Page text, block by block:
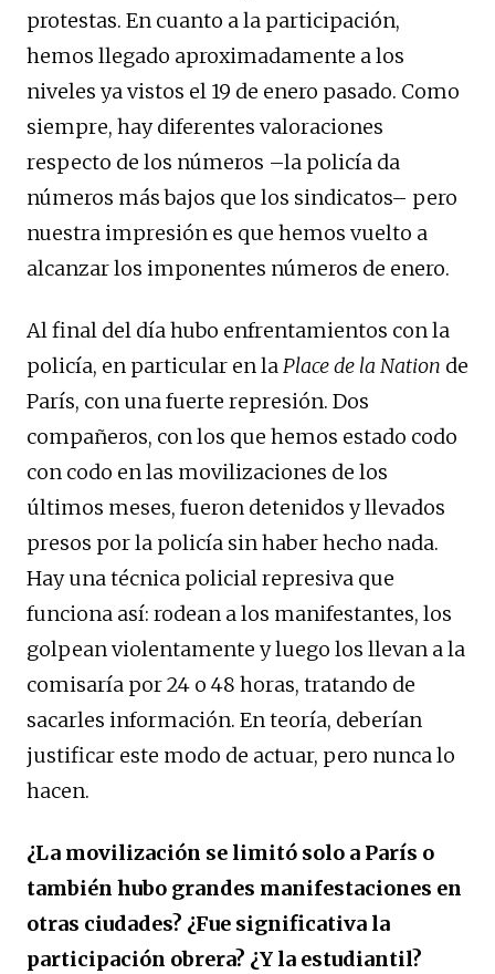
protestas. En cuanto a la participación,
hemos llegado aproximadamente a los
niveles ya vistos el 19 de enero pasado. Como
siempre, hay diferentes valoraciones
respecto de los números –la policía da
números más bajos que los sindicatos– pero
nuestra impresión es que hemos vuelto a
alcanzar los imponentes números de enero.
Al final del día hubo enfrentamientos con la
policía, en particular en laPlace de la Nation de
París, con una fuerte represión. Dos
compañeros, con los que hemos estado codo
con codo en las movilizaciones de los
últimos meses, fueron detenidos y llevados
presos por la policía sin haber hecho nada.
Hay una técnica policial represiva que
funciona así: rodean a los manifestantes, los
golpean violentamente y luego los llevan a la
comisaría por 24 o 48 horas, tratando de
sacarles información. En teoría, deberían
justificar este modo de actuar, pero nunca lo
hacen.
¿La movilización se limitó solo a París o
también hubo grandes manifestaciones en
otras ciudades? ¿Fue significativa la
participación obrera? ¿Y la estudiantil?